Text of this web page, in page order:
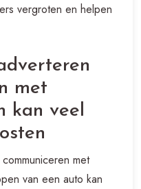
vergroten en helpen
met
kan veel
met
van een auto kan